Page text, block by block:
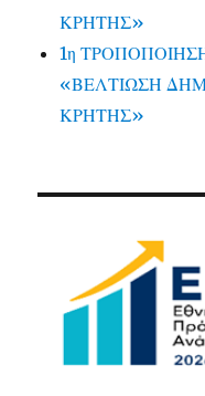
ΚΡΗΤΗΣ»
1η
«ΒΕΛΤΙΩΣΗ
ΚΡΗΤΗΣ»